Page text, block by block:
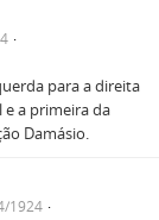
para a direita
e a primeira da
Damásio.
1924